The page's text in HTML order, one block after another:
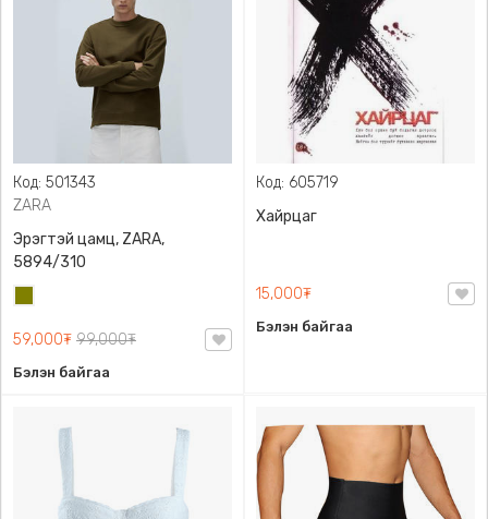
Код: 501343
ZARA
Эрэгтэй цамц, ZARA,
5894/310
59,000₮ 99,000₮
Бэлэн байгаа
Код: 605719
Хайрцаг
15,000₮
Бэлэн байгаа